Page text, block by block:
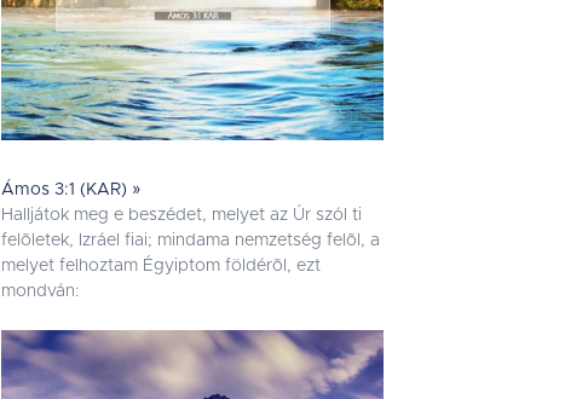
Ámos 3:1 (KAR) »
Halljátok meg e beszédet, melyet az Úr szól ti
felõletek, Izráel fiai; mindama nemzetség felõl, a
melyet felhoztam Égyiptom földérõl, ezt
mondván: